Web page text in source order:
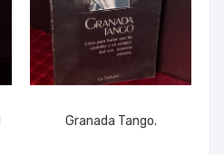
Granada Tango.